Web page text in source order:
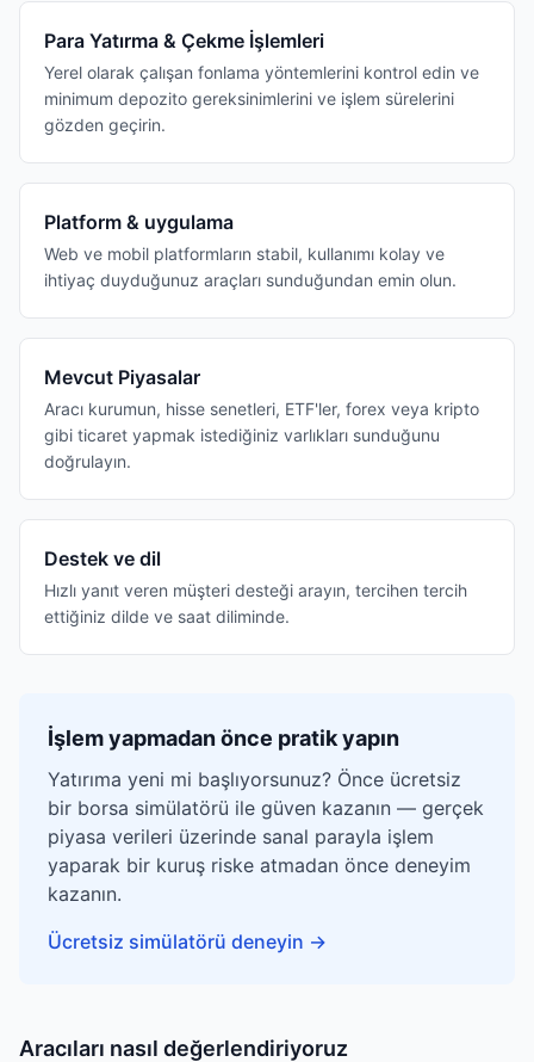
Para Yatırma & Çekme İşlemleri
Yerel olarak çalışan fonlama yöntemlerini kontrol edin ve
minimum depozito gereksinimlerini ve işlem sürelerini
gözden geçirin.
Platform & uygulama
Web ve mobil platformların stabil, kullanımı kolay ve
ihtiyaç duyduğunuz araçları sunduğundan emin olun.
Mevcut Piyasalar
Aracı kurumun, hisse senetleri, ETF'ler, forex veya kripto
gibi ticaret yapmak istediğiniz varlıkları sunduğunu
doğrulayın.
Destek ve dil
Hızlı yanıt veren müşteri desteği arayın, tercihen tercih
ettiğiniz dilde ve saat diliminde.
İşlem yapmadan önce pratik yapın
Yatırıma yeni mi başlıyorsunuz? Önce ücretsiz
bir borsa simülatörü ile güven kazanın — gerçek
piyasa verileri üzerinde sanal parayla işlem
yaparak bir kuruş riske atmadan önce deneyim
kazanın.
Ücretsiz simülatörü deneyin →
Aracıları nasıl değerlendiriyoruz